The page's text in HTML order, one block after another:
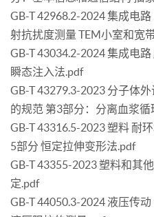
GB-T 42968.2-2024 集成电
射抗扰度测量 TEM小室和宽
GB-T 43034.2-2024 集成电
瞬态注入法.pdf
GB-T 43279.3-2023 分子体
的规范 第3部分：分离血浆
GB-T 43316.5-2023 塑料 耐
5部分 恒定拉伸变形法.pdf
GB-T 43355-2023 塑料和其
定.pdf
GB-T 44050.3-2024 液压传